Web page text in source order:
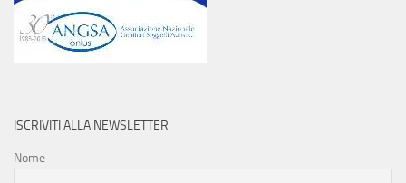
ISCRIVITI ALLA NEWSLETTER
Nome